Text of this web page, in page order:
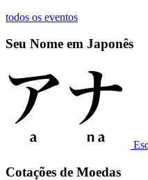
todos os eventos
Seu Nome em Japonês
Cotações de Moedas